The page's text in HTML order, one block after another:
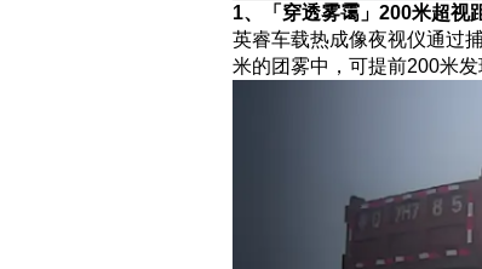
1、「穿透雾霭」200米超视
英睿车载热成像夜视仪通过
米的团雾中，可提前200米